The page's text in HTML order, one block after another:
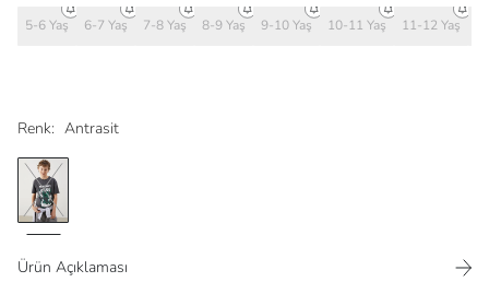
Renk: Antrasit
5-6 Yaş 6-7 Yaş 7-8 Yaş 8-9 Yaş 9-10 Yaş 10-11 Yaş 11-12 Yaş
Ürün Açıklaması